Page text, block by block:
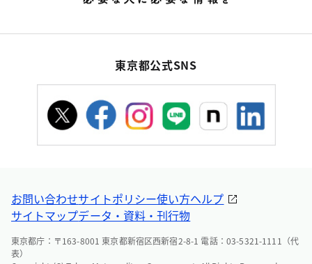
東京都公式SNS
お問い合わせサイトポリシー使い方ヘルプ
サイトマップデータ・資料・刊行物
東京都庁：〒163-8001 東京都新宿区西新宿2-8-1 電話：03-5321-1111（代
表）